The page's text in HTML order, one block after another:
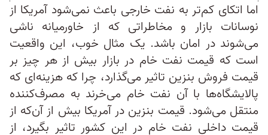
اما اتکای کم‌تر به نفت خارجی باعث نمی‌شود آمریکا از
نوسانات بازار و مخاطراتی که از خاورمیانه ناشی
می‌شوند در امان باشد. یک مثال خوب، این واقعیت
است که قیمت نفت خام در بازار بیش از هر چیز بر
قیمت فروش بنزین تاثیر می‌گذارد، چرا که هزینه‌ای که
پالایشگاه‌ها با آن نفت خام می‌خرند به مصرف‌کننده
منتقل می‌شود. قیمت بنزین در آمریکا بیش از آن‌که از
قیمت داخلی نفت خام در این کشور تاثیر بگیرد، از